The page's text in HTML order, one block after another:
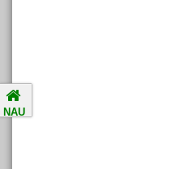
NAU